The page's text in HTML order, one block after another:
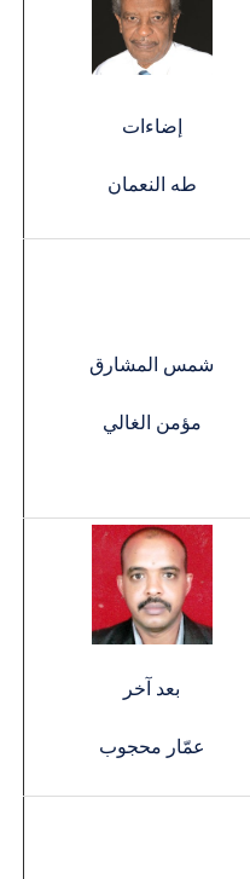
إضاءات
طه النعمان
شمس المشارق
مؤمن الغالي
بعد آخر
عمّار محجوب